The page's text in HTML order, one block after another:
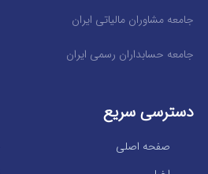
جامعه مشاوران مالیاتی ایران
جامعه حسابداران رسمی ایران
دسترسی سریع
صفحه اصلی